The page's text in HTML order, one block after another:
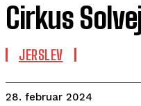
Cirkus
JERSLEV
28. februar 2024